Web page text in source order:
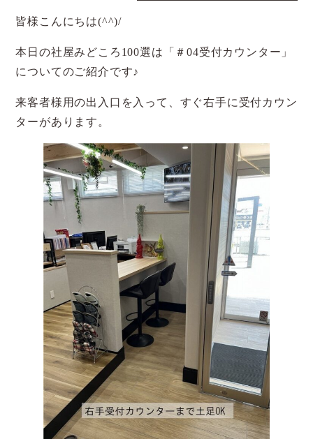
皆様こんにちは(^^)/
本日の社屋みどころ100選は「＃04受付カウンター」
についてのご紹介です♪
来客者様用の出入口を入って、すぐ右手に受付カウン
ターがあります。